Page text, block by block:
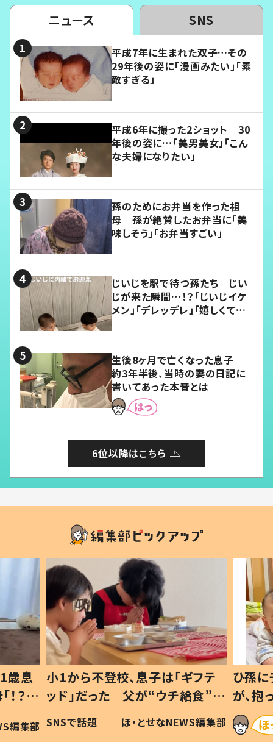
ニュース SNS
平成7年に生まれた双子…その
29年後の姿に「漫画みたい」「素
敵すぎる」
平成6年に撮った2ショット 30
年後の姿に…「美男美女」「こん
な夫婦になりたい」
孫のためにお弁当を作った祖
母 孫が絶賛したお弁当に「美
味しそう」「お弁当すごい」
じいじを駅で待つ孫たち じい
じが来た瞬間…！？「じいじイケ
メン」「デレッデレ」「嬉しくて可
生後8ヶ月で亡くなった息子
約3年半後、当時の妻の日記に
書いてあった本音とは
6位以降はこちら
歳息
？」
編集部
小1から不登校、息子は「ギフテ
ッド」だった 父が“ウチ給食”を
作り続ける理由とは #令和の親
#令和の子
SNSで話題 ほ・とせなNEWS編集部
ひ孫
が、
「涙が
い」